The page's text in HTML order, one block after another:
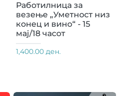
Работилница за
везење „Уметност низ
конец и вино“ - 15
мај/18 часот
1,400.00 ден.